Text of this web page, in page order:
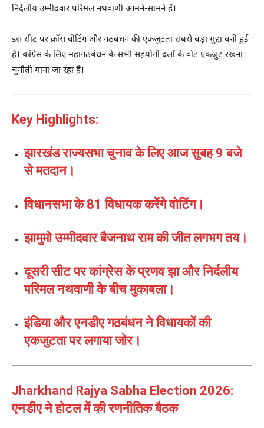
निर्दलीय उम्मीदवारपरिमल नथवाणी आमने-सामने हैं।
इस सीट पर क्रॉस वोटिंग और गठबंधन की एकजुटता सबसे बड़ा मुद्दा बनी हुई
है। कांग्रेस के लिए महागठबंधन के सभी सहयोगी दलों के वोट एकजुट रखना
चुनौती माना जा रहा है।
Key Highlights:
झारखंड राज्यसभा चुनाव के लिए आज सुबह 9 बजे
से मतदान।
विधानसभा के 81 विधायक करेंगे वोटिंग।
झामुमो उम्मीदवार बैजनाथ राम की जीत लगभग तय।
दूसरी सीट पर कांग्रेस के प्रणव झा और निर्दलीय
परिमल नथवाणी के बीच मुकाबला।
इंडिया और एनडीए गठबंधन ने विधायकों की
एकजुटता पर लगाया जोर।
Jharkhand Rajya Sabha Election 2026:
एनडीए ने होटल में की रणनीतिक बैठक